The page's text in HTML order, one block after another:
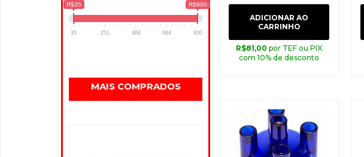
R$35 R$900
35 251 468 684 900
MAIS COMPRADOS
ADICIONAR AO
CARRINHO
R$81,00 por TEF ou PIX
com 10% de desconto